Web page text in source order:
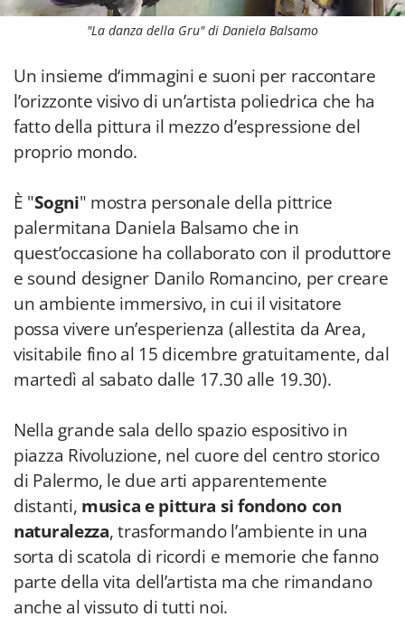
"La danza della Gru" di Daniela Balsamo
Un insieme d‘immagini e suoni per raccontare
l’orizzonte visivo di un’artista poliedrica che ha
fatto della pittura il mezzo d’espressione del
proprio mondo.
È "Sogni" mostra personale della pittrice
palermitana Daniela Balsamo che in
quest’occasione ha collaborato con il produttore
e sound designer Danilo Romancino, per creare
un ambiente immersivo, in cui il visitatore
possa vivere un’esperienza (allestita da Area,
visitabile fino al 15 dicembre gratuitamente, dal
martedì al sabato dalle 17.30 alle 19.30).
Nella grande sala dello spazio espositivo in
piazza Rivoluzione, nel cuore del centro storico
di Palermo, le due arti apparentemente
distanti, musica e pittura si fondono con
naturalezza, trasformando l’ambiente in una
sorta di scatola di ricordi e memorie che fanno
parte della vita dell’artista ma che rimandano
anche al vissuto di tutti noi.